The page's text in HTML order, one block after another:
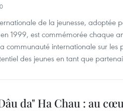
de la jeunesse, adoptée
1999, est commémorée chaque
communauté internationale sur les
des jeunes en tant que
da" Ha Chau : au